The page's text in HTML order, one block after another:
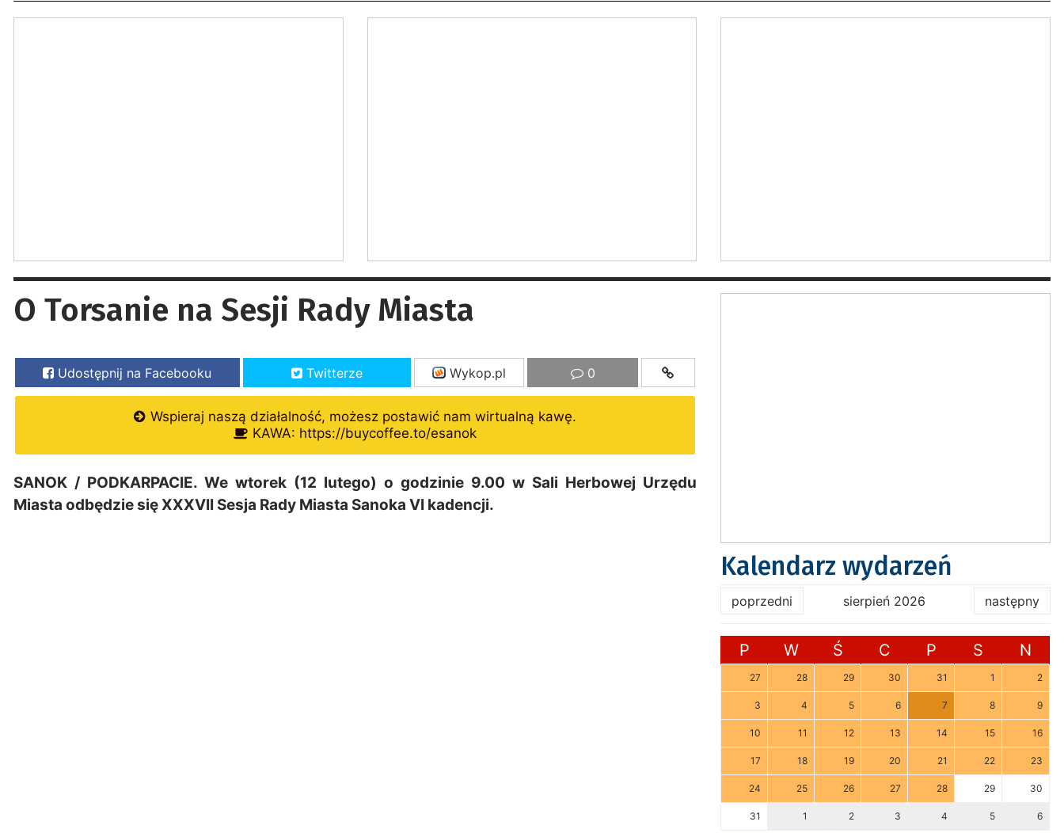
O Torsanie na Sesji Rady Miasta
Udostępnij na Facebooku Twitterze Wykop.pl 0
Wspieraj naszą działalność, możesz postawić nam wirtualną kawę.
KAWA: https://buycoffee.to/esanok
SANOK / PODKARPACIE. We wtorek (12 lutego) o godzinie 9.00 w Sali Herbowej Urzędu
Miasta odbędzie się XXXVII Sesja Rady Miasta Sanoka VI kadencji.
Kalendarz wydarzeń
poprzedni sierpień 2026 następny
P W Ś C P S N
27 28 29 30 31 1 2
3 4 5 6 7 8 9
10 11 12 13 14 15 16
17 18 19 20 21 22 23
24 25 26 27 28 29 30
31 1 2 3 4 5 6